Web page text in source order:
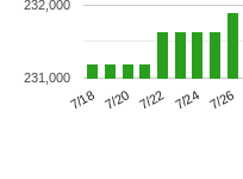
7/18 7/20 7/22 7/24 7/26
231,000
232,000